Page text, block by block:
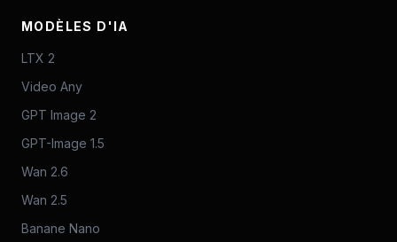
MODÈLES D'IA
LTX 2
Video Any
GPT Image 2
GPT-Image 1.5
Wan 2.6
Wan 2.5
Banane Nano